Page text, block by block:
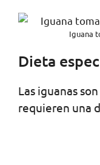
Iguana
Dieta
Las iguanas
requieren una